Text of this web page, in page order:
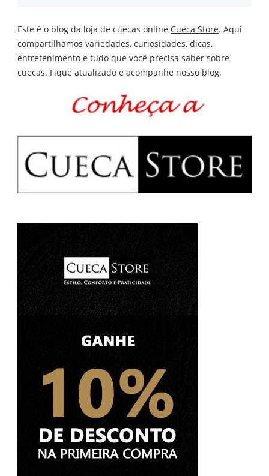
Este é o blog da loja de cuecas online Cueca Store. Aqui
compartilhamos variedades, curiosidades, dicas,
entretenimento e tudo que você precisa saber sobre
cuecas. Fique atualizado e acompanhe nosso blog.